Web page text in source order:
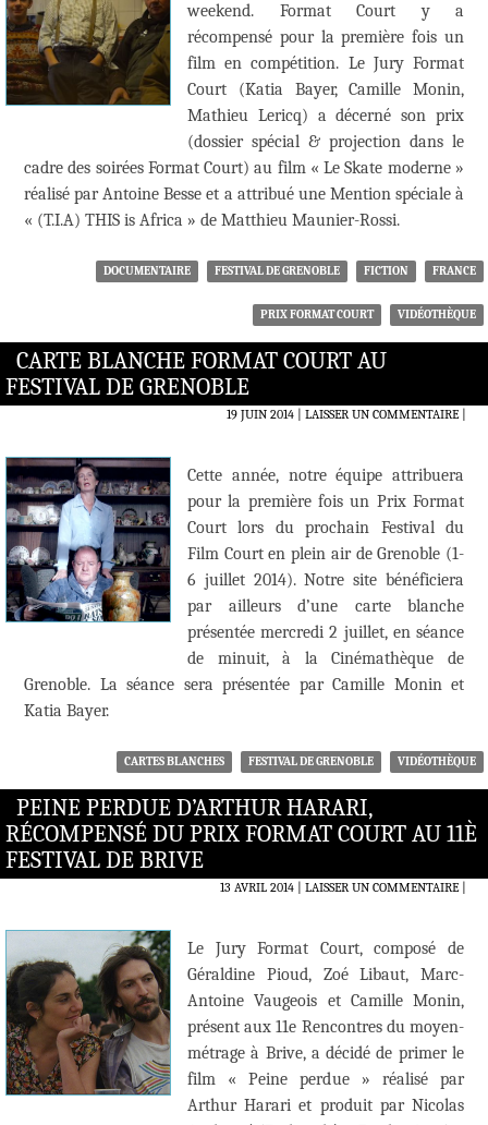
weekend. Format Court y a
récompensé pour la première fois un
film en compétition. Le Jury Format
Court (Katia Bayer, Camille Monin,
Mathieu Lericq) a décerné son prix
(dossier spécial & projection dans le
cadre des soirées Format Court) au film « Le Skate moderne »
réalisé par Antoine Besse et a attribué une Mention spéciale à
« (T.I.A) THIS is Africa » de Matthieu Maunier-Rossi.
DOCUMENTAIRE FESTIVAL DE GRENOBLE FICTION FRANCE
PRIX FORMAT COURT VIDÉOTHÈQUE
CARTE BLANCHE FORMAT COURT AU
FESTIVAL DE GRENOBLE
19 JUIN 2014 LAISSER UN COMMENTAIRE|
Cette année, notre équipe attribuera
pour la première fois un Prix Format
Court lors du prochain Festival du
Film Court en plein air de Grenoble (1-
6 juillet 2014). Notre site bénéficiera
par ailleurs d’une carte blanche
présentée mercredi 2 juillet, en séance
de minuit, à la Cinémathèque de
Grenoble. La séance sera présentée par Camille Monin et
Katia Bayer.
CARTES BLANCHES FESTIVAL DE GRENOBLE VIDÉOTHÈQUE
PEINE PERDUE D’ARTHUR HARARI,
RÉCOMPENSÉ DU PRIX FORMAT COURT AU 11È
FESTIVAL DE BRIVE
13 AVRIL 2014 LAISSER UN COMMENTAIRE|
Le Jury Format Court, composé de
Géraldine Pioud, Zoé Libaut, Marc-
Antoine Vaugeois et Camille Monin,
présent aux 11e Rencontres du moyen-
métrage à Brive, a décidé de primer le
film « Peine perdue » réalisé par
Arthur Harari et produit par Nicolas